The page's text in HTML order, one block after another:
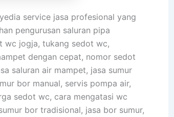
service jasa profesional yang
pengurusan saluran pipa
wc jogja, tukang sedot wc,
dengan cepat, nomor sedot
saluran air mampet, jasa sumur
bor manual, servis pompa air,
sedot wc, cara mengatasi wc
bor tradisional, jasa bor sumur,